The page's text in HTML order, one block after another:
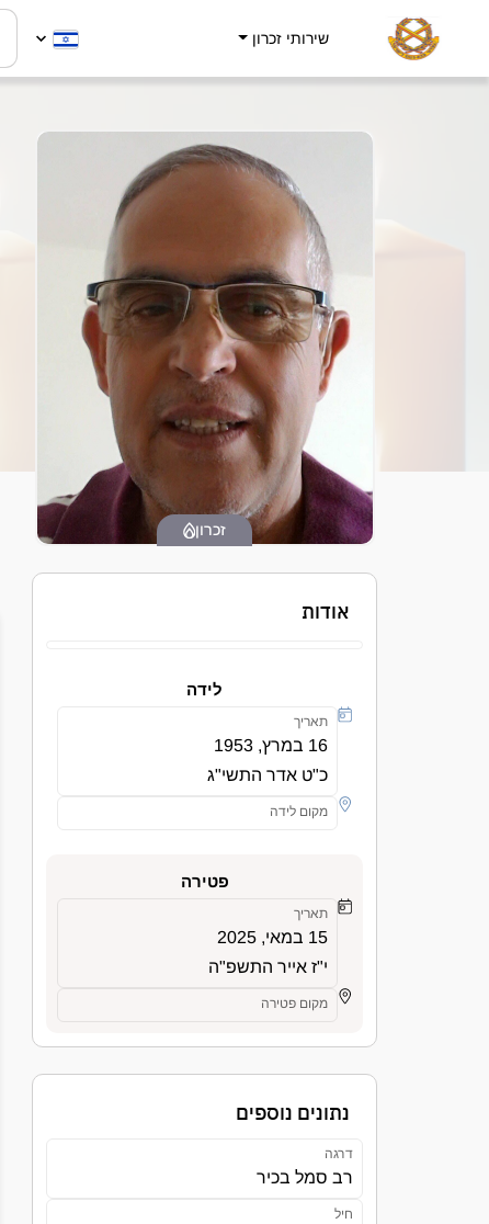
שירותי זכרון
זכרון
אודות
לידה
תאריך
16 במרץ, 1953
כ"ט אדר התשי"ג
מקום לידה
פטירה
תאריך
15 במאי, 2025
י"ז אייר התשפ"ה
מקום פטירה
נתונים נוספים
דרגה
רב סמל בכיר
חיל